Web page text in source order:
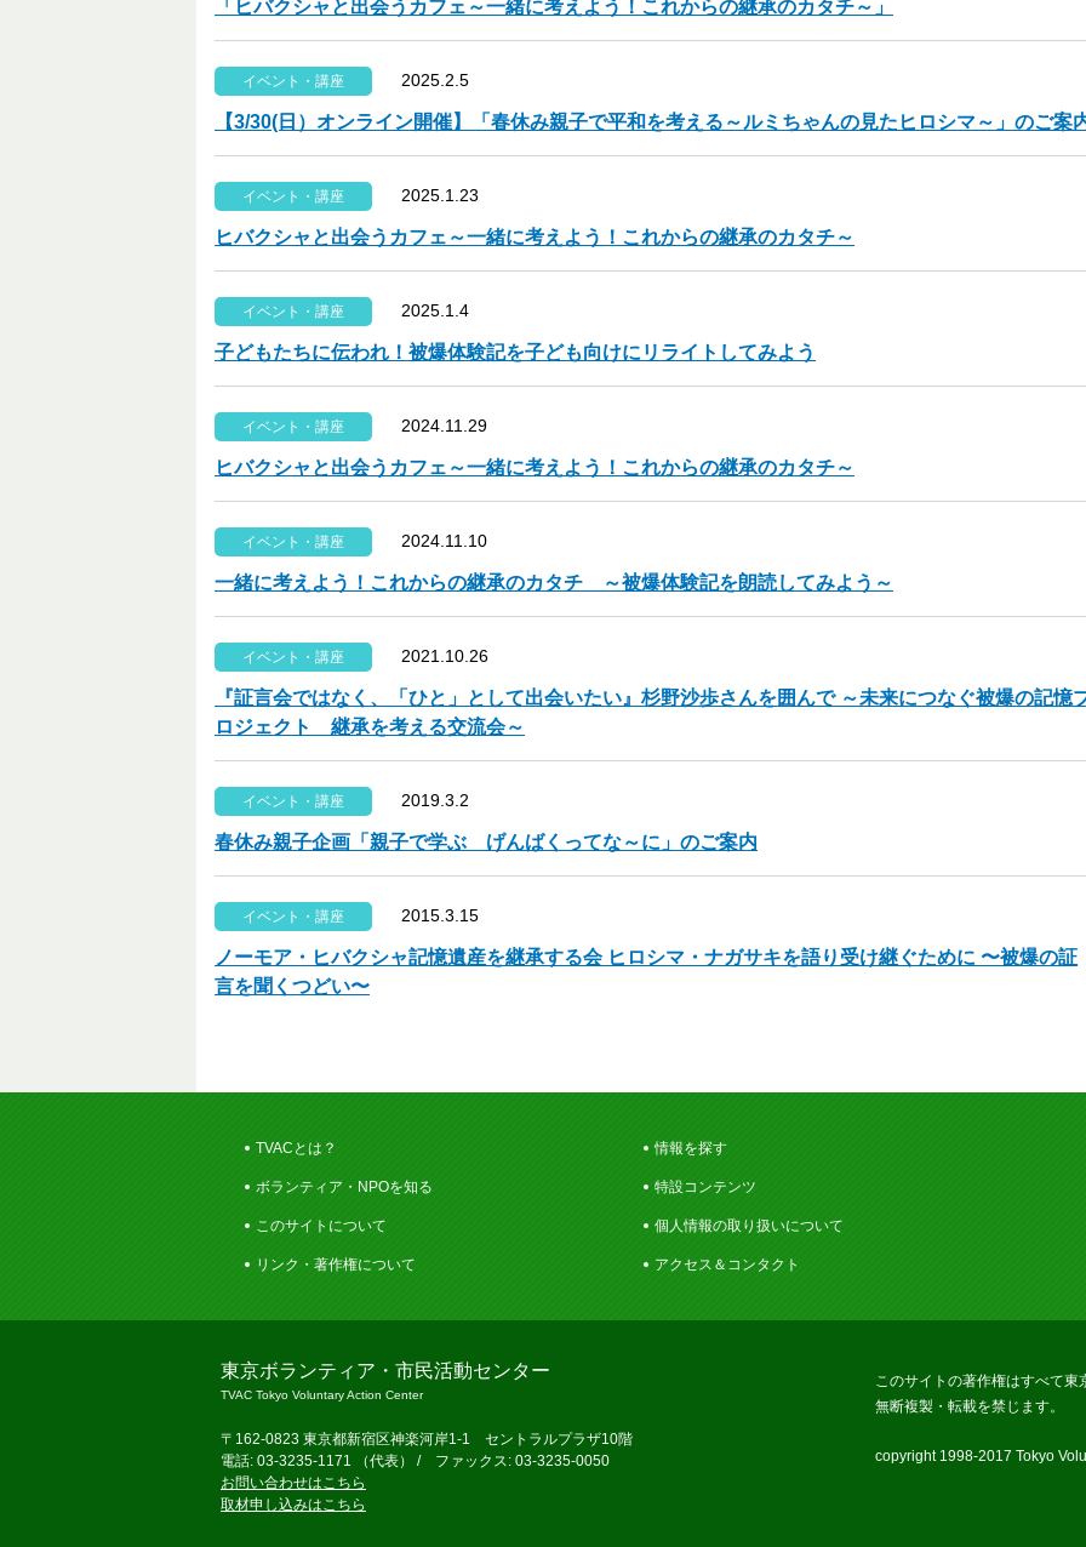
「ヒバクシャと出会うカフェ～一緒に考えよう！これからの継承のカタチ～」
イベント・講座 2025.2.5
【3/30(日）オンライン開催】「春休み親子で平和を考える～ルミちゃんの見たヒロシマ～」のご案
イベント・講座 2025.1.23
ヒバクシャと出会うカフェ～一緒に考えよう！これからの継承のカタチ～
イベント・講座 2025.1.4
子どもたちに伝われ！被爆体験記を子ども向けにリライトしてみよう
イベント・講座 2024.11.29
ヒバクシャと出会うカフェ～一緒に考えよう！これからの継承のカタチ～
イベント・講座 2024.11.10
一緒に考えよう！これからの継承のカタチ ～被爆体験記を朗読してみよう～
イベント・講座 2021.10.26
『証言会ではなく、「ひと」として出会いたい』杉野沙歩さんを囲んで ～未来につなぐ被爆の記憶
ロジェクト 継承を考える交流会～
イベント・講座 2019.3.2
春休み親子企画「親子で学ぶ げんばくってな～に」のご案内
イベント・講座 2015.3.15
ノーモア・ヒバクシャ記憶遺産を継承する会 ヒロシマ・ナガサキを語り受け継ぐために 〜被爆の証
言を聞くつどい〜
TVACとは？ 情報を探す
ボランティア・NPOを知る 特設コンテンツ
このサイトについて 個人情報の取り扱いについて
リンク・著作権について アクセス＆コンタクト
東京ボランティア・市民活動センター
TVAC Tokyo Voluntary Action Center
〒162-0823 東京都新宿区神楽河岸1-1 セントラルプラザ10階
電話: 03-3235-1171 （代表） / ファックス: 03-3235-0050
お問い合わせはこちら
取材申し込みはこちら
このサイトの著作権はすべて
無断複製・転載を禁じます。
copyright 1998-2017 Tokyo